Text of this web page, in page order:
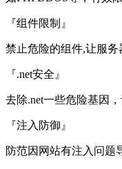
『组件限制』
禁止危险的组件,让服务
『.net安全』
去除.net一些危险基因
『注入防御』
防范因网站有注入问题